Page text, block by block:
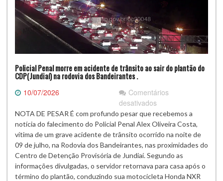
Paulo,
de
quem
é
a
responsabilidade.
Policial Penal morre em acidente de trânsito ao sair do plantão do
CDP(Jundiaí) na rodovia dos Bandeirantes .
10/07/2026
Comentários
desativadosem
Policial
Penal
morre
em
acidente
de
trânsito
NOTA DE PESAR É com profundo pesar que recebemos a
notícia do falecimento do Policial Penal Alex Oliveira Costa,
vítima de um grave acidente de trânsito ocorrido na noite de
09 de julho, na Rodovia dos Bandeirantes, nas proximidades do
Centro de Detenção Provisória de Jundiaí. Segundo as
informações divulgadas, o servidor retornava para casa após o
término do plantão, conduzindo sua motocicleta Honda NXR